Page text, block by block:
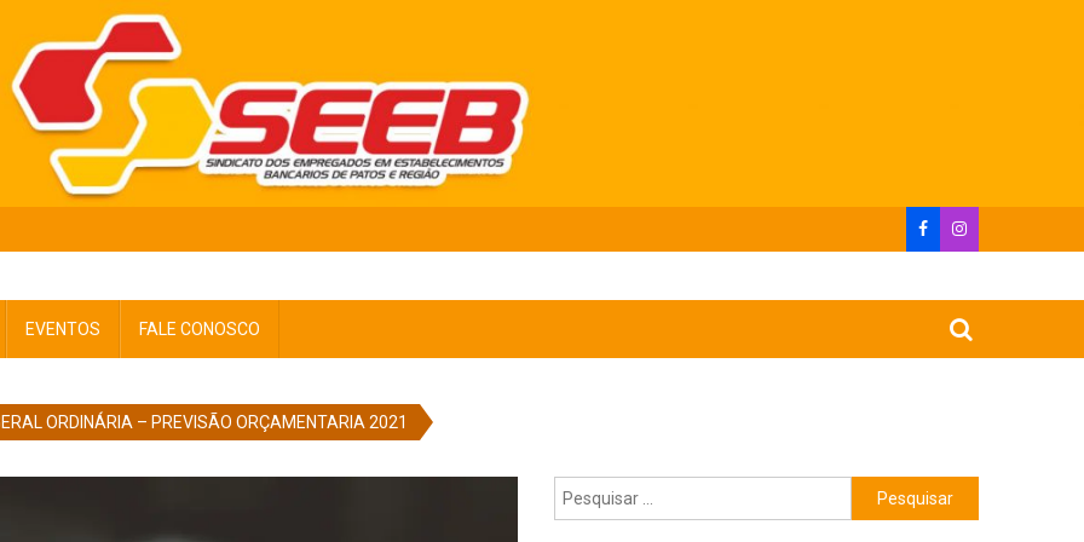
EVENTOS FALE CONOSCO
ORDINÁRIA – PREVISÃO ORÇAMENTARIA 2021
Pesquisar
por: